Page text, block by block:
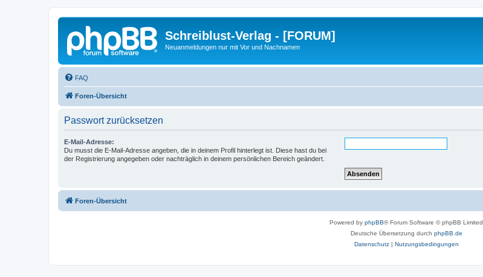
Schreiblust-Verlag - [FORUM]
Neuanmeldungen nur mit Vor und Nachnamen
FAQ
Foren-Übersicht
Passwort zurücksetzen
E-Mail-Adresse:
Du musst die E-Mail-Adresse angeben, die in deinem Profil hinterlegt ist. Diese hast du bei
der Registrierung angegeben oder nachträglich in deinem persönlichen Bereich geändert.
Foren-Übersicht
Powered by phpBB® Forum Software © phpBB Limited
Deutsche Übersetzung durch phpBB.de
Datenschutz| Nutzungsbedingungen